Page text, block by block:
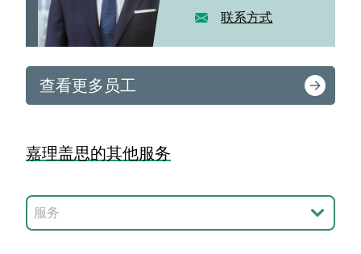
联系方式
查看更多员工
嘉理盖思的其他服务
选择服务